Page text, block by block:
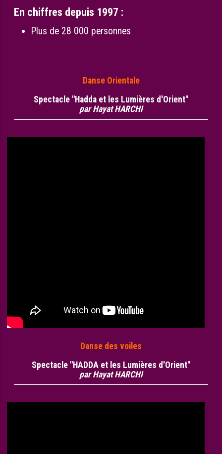
En chiffres depuis 1997 :
Plus de 28 000 personnes
Danse Orientale
Spectacle "Hadda et les Lumières d'Orient"
par Hayat HARCHI
Danse des voiles
Spectacle "HADDA et les Lumières d'Orient"
par Hayat HARCHI